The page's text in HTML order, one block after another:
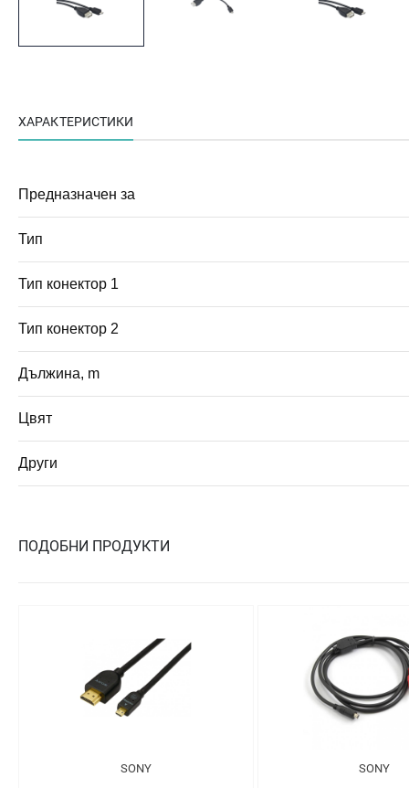
ХАРАКТЕРИСТИКИ
Предназначен за
Тип
Тип конектор 1
Тип конектор 2
Дължина, m
Цвят
Други
ПОДОБНИ ПРОДУКТИ
SONY SONY